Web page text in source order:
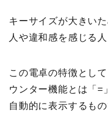
キーサイズが大きい
人や違和感を感じる
この電卓の特徴として
ウンター機能とは「=
自動的に表示するも